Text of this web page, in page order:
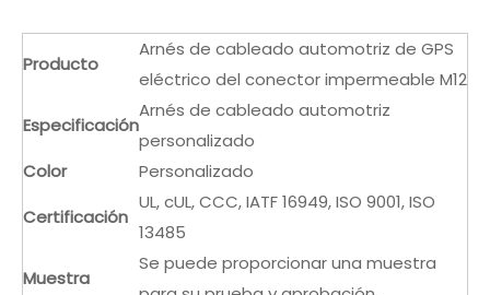
Producto
Arnés de cableado automotriz de GPS
eléctrico del conector impermeable M12
Especificación
Arnés de cableado automotriz
personalizado
Color
Personalizado
Certificación
UL, cUL, CCC, IATF 16949, ISO 9001, ISO
13485
Muestra
Se puede proporcionar una muestra